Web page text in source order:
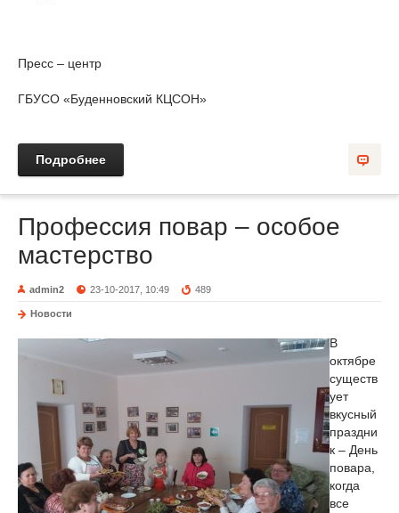
Пресс – центр
ГБУСО «Буденновский КЦСОН»
Подробнее
Профессия повар – особое
мастерство
admin2 23-10-2017, 10:49 489
Новости
В
октябре
существ
ует
вкусный
праздни
к – День
повара,
когда
все